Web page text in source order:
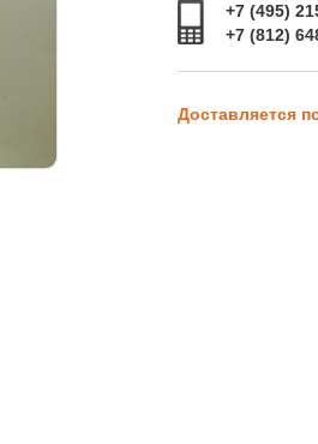
+7 (495)
+7 (812)
Доставляется